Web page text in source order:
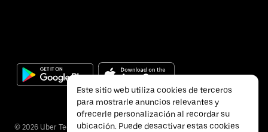
© 2026 Uber Technologies Inc.
Este sitio web utiliza cookies de terceros
para mostrarle anuncios relevantes y
ofrecerle personalización al recordar su
ubicación. Puede desactivar estas cookies